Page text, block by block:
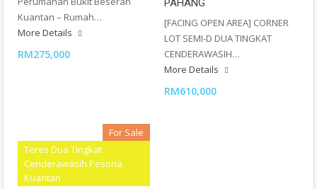
Kuantan – Rumah…
More Details
RM275,000
PAHANG
[FACING OPEN AREA] CORNER
LOT SEMI-D DUA TINGKAT
CENDERAWASIH…
More Details
RM610,000
Teres Dua Tingkat
Cenderawasih Pesona
Kuantan
For Sale
Teres Dua Tingkat
Cenderawasih Pesona